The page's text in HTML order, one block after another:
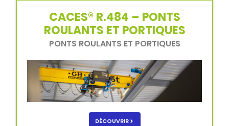
CACES® R.484 – PONTS
ROULANTS ET PORTIQUES
PONTS ROULANTS ET PORTIQUES
DÉCOUVRIR